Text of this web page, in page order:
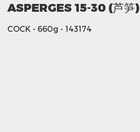
ASPERGES 15-30 (芦笋)
COCK - 660g - 143174